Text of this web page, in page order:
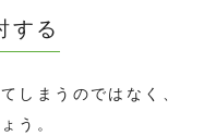
する
しまうのではなく、
う。